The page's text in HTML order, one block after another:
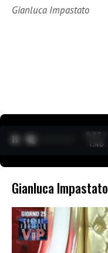
Gianluca Impastato
0:27 /
1:40
Gianluca Impastato